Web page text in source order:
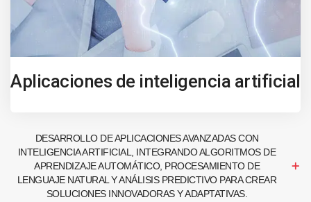
Aplicaciones de inteligencia artificial
DESARROLLO DE APLICACIONES AVANZADAS CON
INTELIGENCIA ARTIFICIAL, INTEGRANDO ALGORITMOS DE
APRENDIZAJE AUTOMÁTICO, PROCESAMIENTO DE
LENGUAJE NATURAL Y ANÁLISIS PREDICTIVO PARA CREAR
SOLUCIONES INNOVADORAS Y ADAPTATIVAS.